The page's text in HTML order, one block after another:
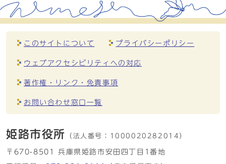
このサイトについて プライバシーポリシー
ウェブアクセシビリティへの対応
著作権・リンク・免責事項
お問い合わせ窓口一覧
姫路市役所 （法人番号： 1000020282014）
〒670-8501 兵庫県姫路市安田四丁目1番地